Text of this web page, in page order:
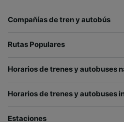
Compañías de tren y autobús
Rutas Populares
Horarios de trenes y autobuses
Horarios de trenes y autobuses
Estaciones